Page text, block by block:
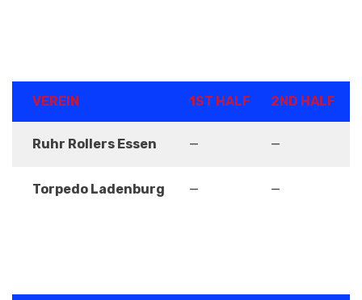
VEREIN 1ST HALF 2ND HALF
Ruhr Rollers Essen — —
Torpedo Ladenburg — —